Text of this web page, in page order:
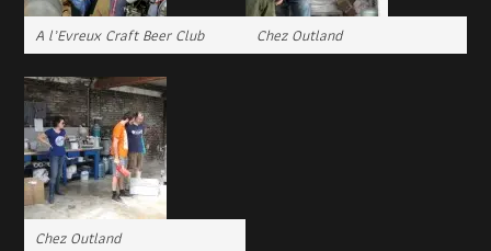
A l’Evreux Craft Beer Club Chez Outland
Chez Outland